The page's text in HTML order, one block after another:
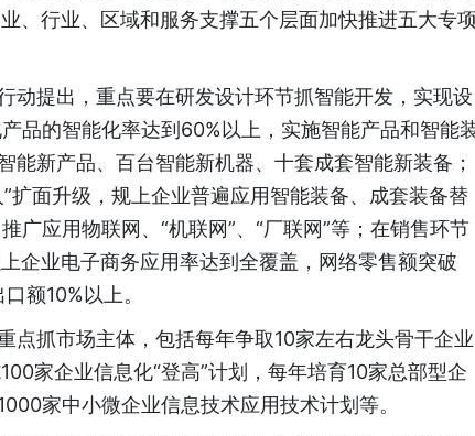
、行业、区域和服务支撑五个层面加快推进五大专项
提出，重点要在研发设计环节抓智能开发，实现设
品的智能化率达到60%以上，实施智能产品和智能
能新产品、百台智能新机器、十套成套智能新装备；
扩面升级，规上企业普遍应用智能装备、成套装备替
广应用物联网、“机联网”、“厂联网”等；在销售环节
企业电子商务应用率达到全覆盖，网络零售额突破
额10%以上。
抓市场主体，包括每年争取10家左右龙头骨干企业
家企业信息化“登高”计划，每年培育10家总部型企
家中小微企业信息技术应用技术计划等。